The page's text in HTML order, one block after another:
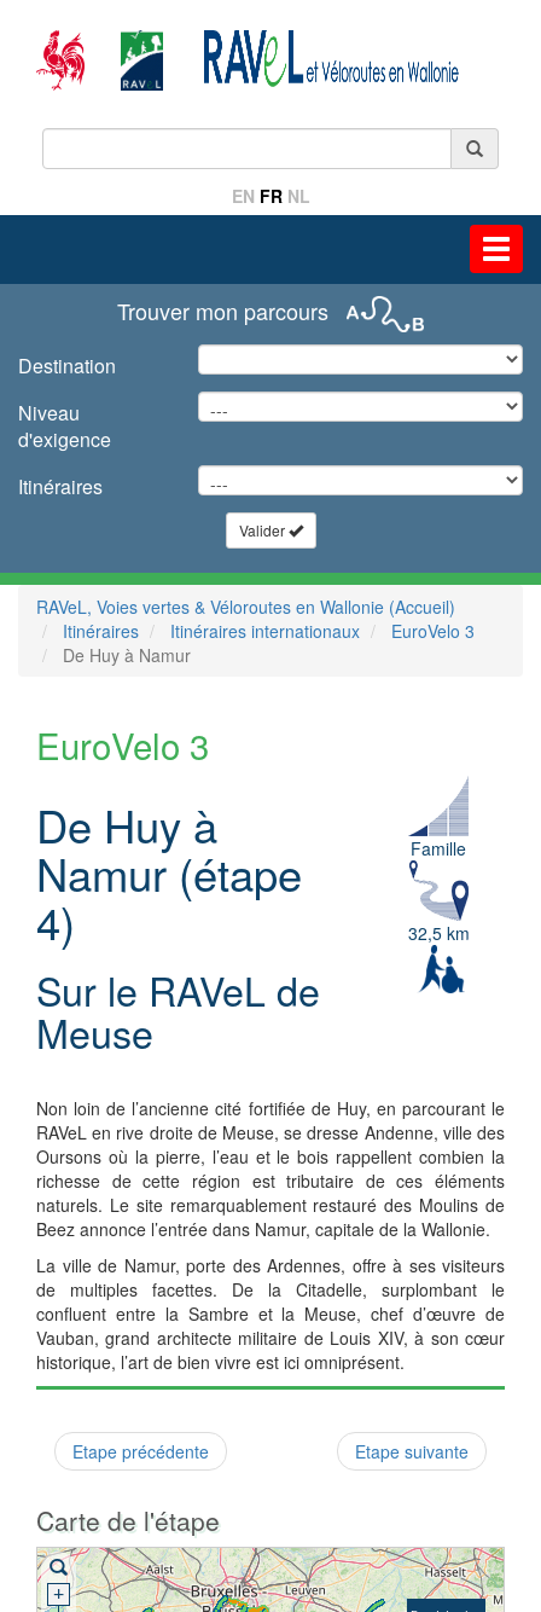
EN FR NL
Trouver mon parcours
Destination
Niveau
d'exigence
Itinéraires
Valider
RAVeL, Voies vertes & Véloroutes en Wallonie (Accueil)
Itinéraires
Itinéraires internationaux
EuroVelo 3
De Huy à Namur
EuroVelo 3
De Huy à
Namur (étape
4)
Sur le RAVeL de
Meuse
Famille
32,5 km
Non loin de l’ancienne cité fortifiée de Huy, en parcourant le
RAVeL en rive droite de Meuse, se dresse Andenne, ville des
Oursons où la pierre, l’eau et le bois rappellent combien la
richesse de cette région est tributaire de ces éléments
naturels. Le site remarquablement restauré des Moulins de
Beez annonce l’entrée dans Namur, capitale de la Wallonie.
La ville de Namur, porte des Ardennes, offre à ses visiteurs
de multiples facettes. De la Citadelle, surplombant le
confluent entre la Sambre et la Meuse, chef d’œuvre de
Vauban, grand architecte militaire de Louis XIV, à son cœur
historique, l’art de bien vivre est ici omniprésent.
Etape précédente Etape suivante
Carte de l'étape